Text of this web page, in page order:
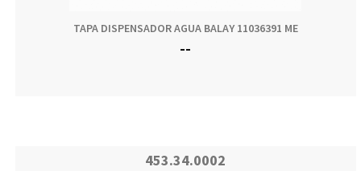
TAPA DISPENSADOR AGUA BALAY 11036391 ME
--
453.34.0002